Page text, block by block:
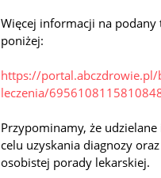
Więcej informacji na podany
poniżej:
https://portal.abczdrowie.pl/
leczenia/
Przypominamy, że
celu uzyskania diagnozy
osobistej porady lekarskiej.